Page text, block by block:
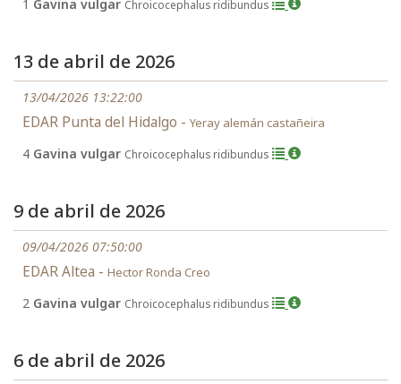
1 Gavina vulgar Chroicocephalus ridibundus
13 de abril de 2026
13/04/2026 13:22:00
EDAR Punta del Hidalgo - Yeray alemán castañeira
4 Gavina vulgar Chroicocephalus ridibundus
9 de abril de 2026
09/04/2026 07:50:00
EDAR Altea - Hector Ronda Creo
2 Gavina vulgar Chroicocephalus ridibundus
6 de abril de 2026